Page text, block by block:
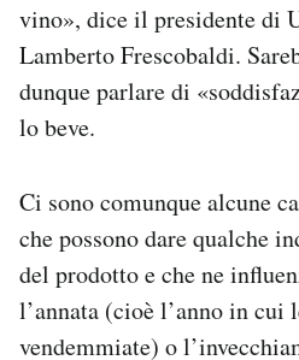
vino», dice il presidente di
Lamberto Frescobaldi.
dunque parlare di
lo beve.
Ci sono comunque alcune
che possono dare qualche
del prodotto e che ne
l’annata (cioè l’anno in cui
vendemmiate) o